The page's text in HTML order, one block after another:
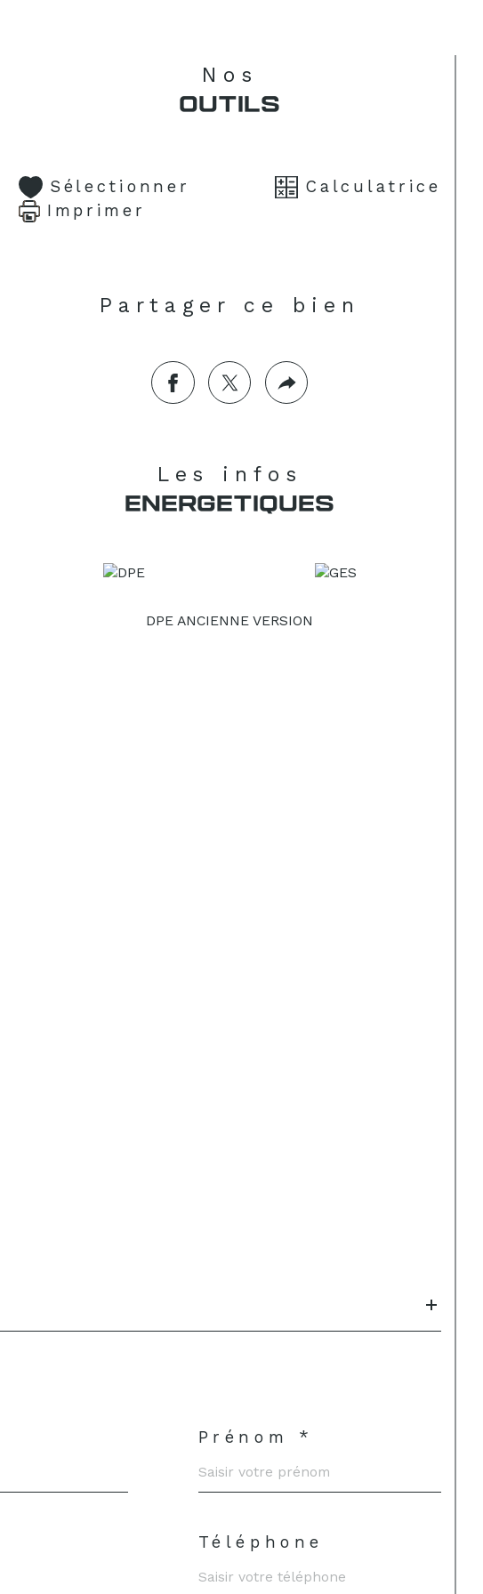
qualité ou un investissement locatif haut
Nos
OUTILS
Sélectionner
Calculatrice
Imprimer
Partager ce bien
Les infos
ENERGETIQUES
DPE ANCIENNE VERSION
Prénom *
Téléphone